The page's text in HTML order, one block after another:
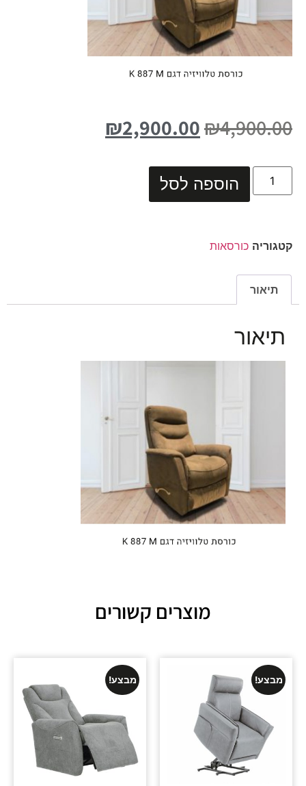
₪4,900.00
₪2,900.00
הוספה לסל
קטגוריה כורסאות
תיאור
תיאור
מוצרים קשורים
מבצע! מבצע!